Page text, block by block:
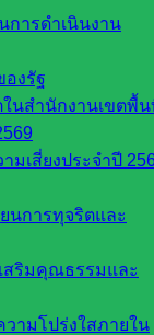
การดำเนินงาน
องรัฐ
ในสำนักงานเขตพื้
มเสี่ยงประจำปี
นการทุจริตและ
สริมคุณธรรมและ
ามโปร่งใสภายใน